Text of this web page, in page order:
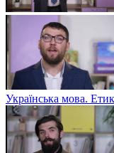
Українська мова.